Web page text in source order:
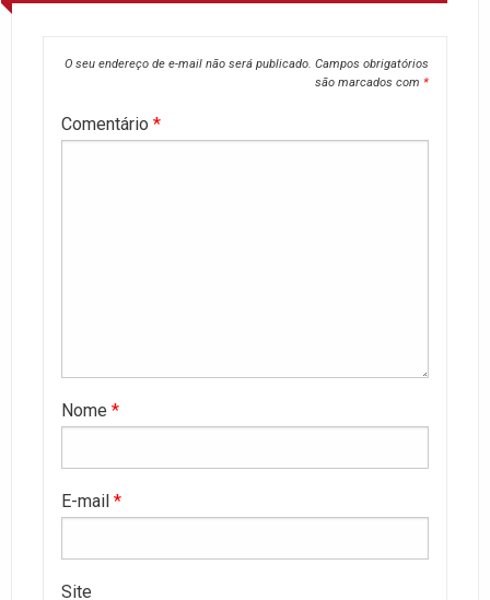
O seu endereço de e-mail não será publicado. Campos obrigatórios
são marcados com *
Comentário *
Nome *
E-mail *
Site